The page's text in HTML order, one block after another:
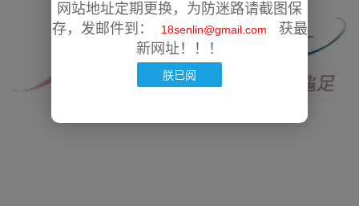
网站地址定期更换，为防迷路请截图保
存，发邮件到：
18senlin@gmail.com
获最
新网址！！！
朕已阅